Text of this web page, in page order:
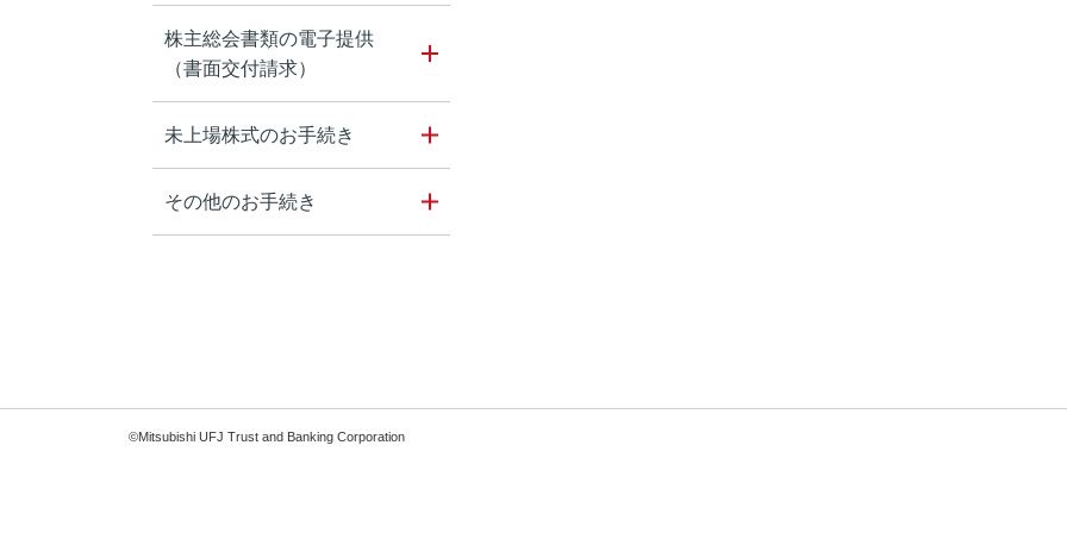
株主総会書類の電子提供
（書面交付請求）
未上場株式のお手続き
その他のお手続き
©Mitsubishi UFJ Trust and Banking Corporation